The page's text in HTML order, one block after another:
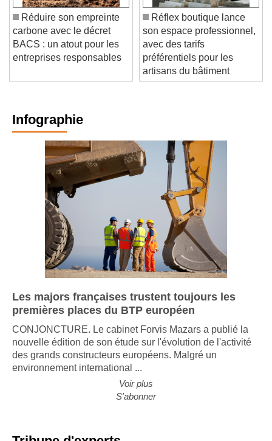
Réduire son empreinte
carbone avec le décret
BACS : un atout pour les
Réflex boutique lance
son espace professionnel,
avec des tarifs
préférentiels pour les
artisans du bâtiment
Infographie
Les majors françaises trustent toujours les
premières places du BTP européen
CONJONCTURE. Le cabinet Forvis Mazars a publié la
nouvelle édition de son étude sur l'évolution de l'activité
des grands constructeurs européens. Malgré un
Voir plus